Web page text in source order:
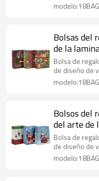
Bolsas del
de la
offset
llave
Bolsa de
de diseño de
Bolsos del
del arte de
moda con
embalaje
Bolsa de
de diseño de